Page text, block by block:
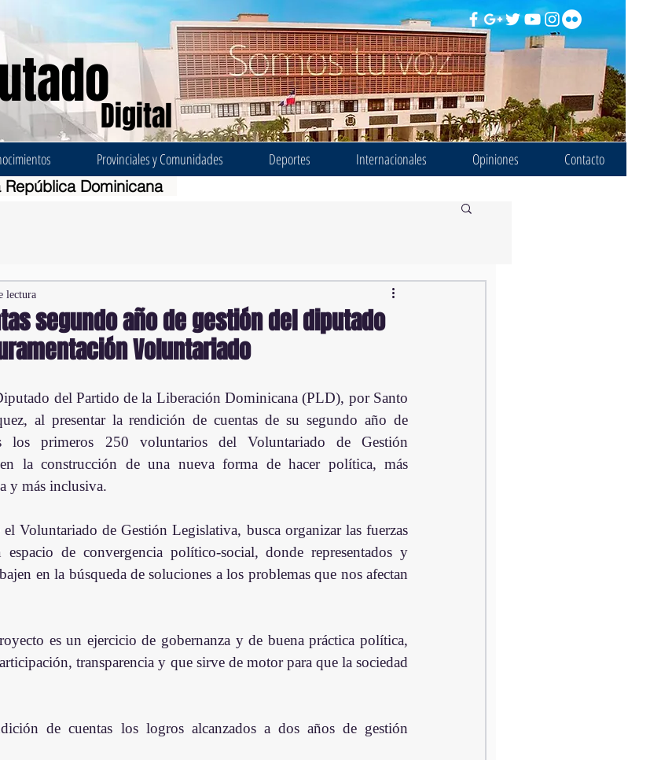
Digital
Provinciales y Comunidades Deportes Internacionales Opiniones Contacto
Dominicana
segundo año de gestión del diputado
Voluntariado
lectura
del Partido de la Liberación Dominicana (PLD), por Santo
al presentar la rendición de cuentas de su segundo año de
los primeros 250 voluntarios del Voluntariado de Gestión
la construcción de una nueva forma de hacer política, más
y más inclusiva.
Voluntariado de Gestión Legislativa, busca organizar las fuerzas
de convergencia político-social, donde representados y
en la búsqueda de soluciones a los problemas que nos afectan
es un ejercicio de gobernanza y de buena práctica política,
transparencia y que sirve de motor para que la sociedad
de cuentas los logros alcanzados a dos años de gestión